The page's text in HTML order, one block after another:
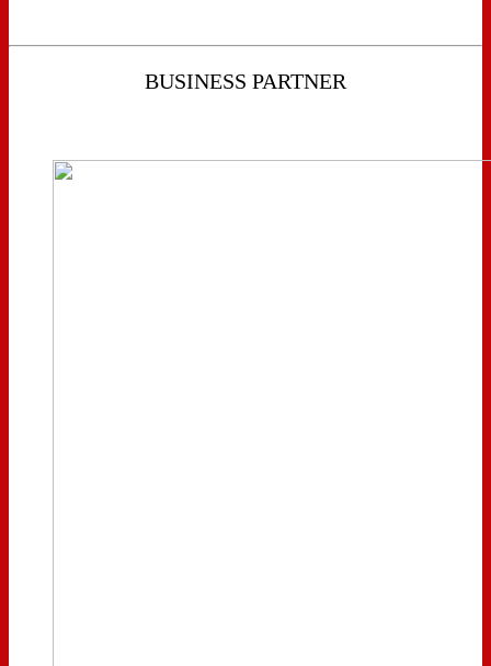
BUSINESS PARTNER